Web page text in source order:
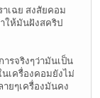
เฉย สงสัยคอม
ให้มันฝังสคริป
รจริงๆว่ามันเป็น
เครื่องคอมยังไม่
ยๆเครื่องมันคง